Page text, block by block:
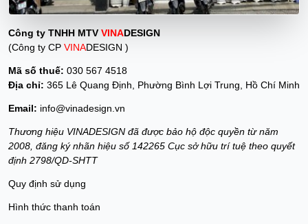
Công ty TNHH MTVVINADESIGN
(Công ty CP VINADESIGN )
Mã số thuế: 030 567 4518
Địa chỉ: 365 Lê Quang Định, Phường Bình Lợi Trung, Hồ Chí Minh
Email: info@vinadesign.vn
Thương hiệu VINADESIGN đã được bảo hộ độc quyền từ năm
2008, đăng ký nhãn hiệu số 142265 Cục sở hữu trí tuệ theo quyết
định 2798/QD-SHTT
Quy định sử dụng
Hình thức thanh toán